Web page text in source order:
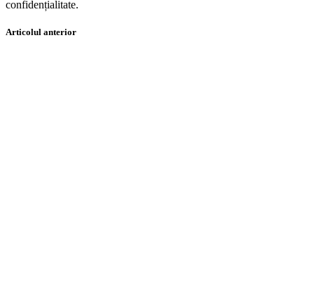
confidențialitate.
Articolul anterior